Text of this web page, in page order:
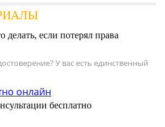
делать, если потерял права
У вас есть единственный
бесплатно